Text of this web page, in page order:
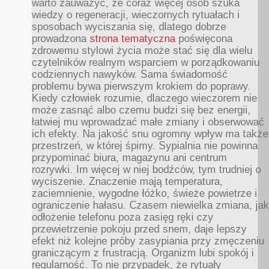
warto zauważyć, że coraz więcej osób szuka
wiedzy o regeneracji, wieczornych rytuałach i
sposobach wyciszania się, dlatego dobrze
prowadzona strona tematycznapoświęcona
zdrowemu stylowi życia może stać się dla wielu
czytelników realnym wsparciem w porządkowaniu
codziennych nawyków. Sama świadomość
problemu bywa pierwszym krokiem do poprawy.
Kiedy człowiek rozumie, dlaczego wieczorem nie
może zasnąć albo czemu budzi się bez energii,
łatwiej mu wprowadzać małe zmiany i obserwować
ich efekty. Na jakość snu ogromny wpływ ma także
przestrzeń, w której śpimy. Sypialnia nie powinna
przypominać biura, magazynu ani centrum
rozrywki. Im więcej w niej bodźców, tym trudniej o
wyciszenie. Znaczenie mają temperatura,
zaciemnienie, wygodne łóżko, świeże powietrze i
ograniczenie hałasu. Czasem niewielka zmiana, jak
odłożenie telefonu poza zasięg ręki czy
przewietrzenie pokoju przed snem, daje lepszy
efekt niż kolejne próby zasypiania przy zmęczeniu
graniczącym z frustracją. Organizm lubi spokój i
regularność. To nie przypadek, że rytuały